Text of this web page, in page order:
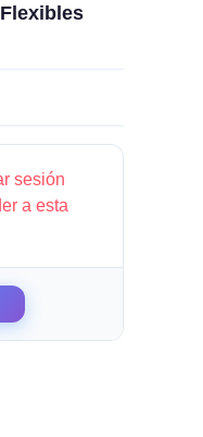
sesión
a esta